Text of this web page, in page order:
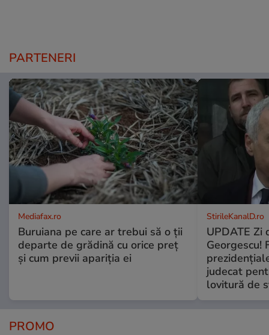
PARTENERI
Mediafax.ro
Buruiana pe care ar trebui să o ții
departe de grădină cu orice preț
și cum previi apariția ei
StirileKanalD.ro
UPDATE Zi
Georgescu!
judecat
lovitură de
PROMO